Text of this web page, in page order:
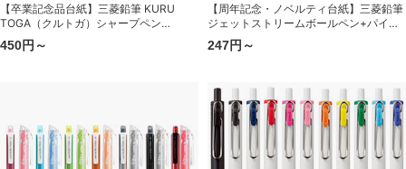
【卒業記念品台紙】三菱鉛筆 KURU
TOGA（クルトガ）シャープペン
（0.5mm） M5-450
450円～
【周年記念・ノベルティ台紙】三菱鉛筆
ジェットストリームボールペン+パイロ
ット ラインマーカー フリクションライ
ト
247円～